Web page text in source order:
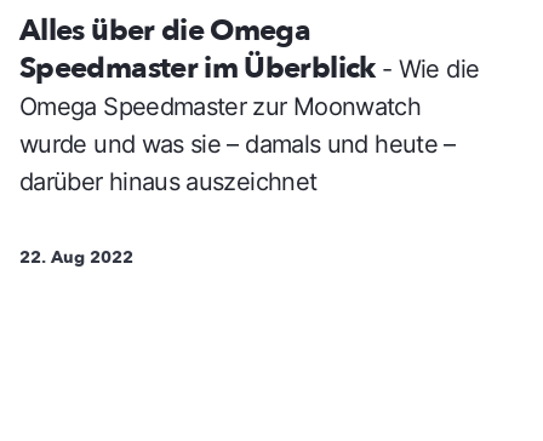
Alles über die Omega
Speedmaster im Überblick - Wie die
Omega Speedmaster zur Moonwatch
wurde und was sie – damals und heute –
darüber hinaus auszeichnet
22. Aug 2022